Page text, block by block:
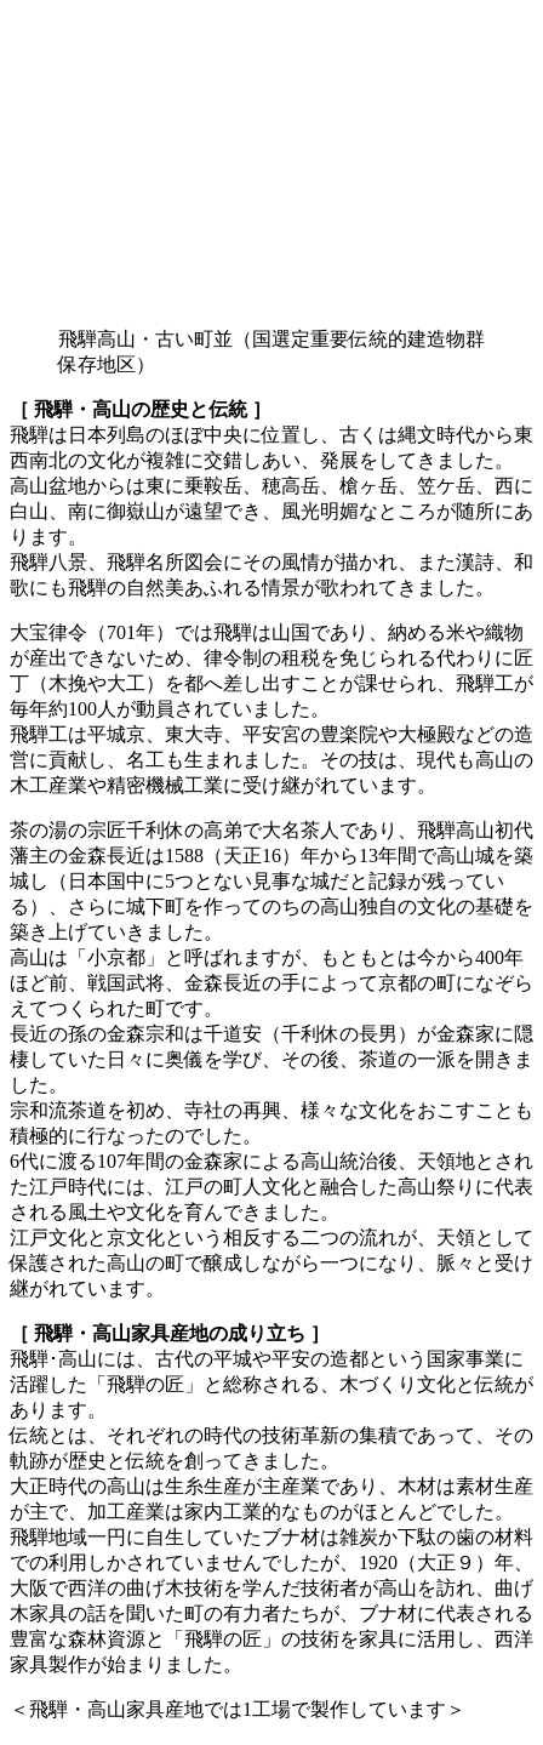
飛騨高山・古い町並（国選定重要伝統的建造物群
保存地区）
［ 飛騨・高山の歴史と伝統 ］
飛騨は日本列島のほぼ中央に位置し、古くは縄文時代から東
西南北の文化が複雑に交錯しあい、発展をしてきました。
高山盆地からは東に乗鞍岳、穂高岳、槍ヶ岳、笠ケ岳、西に
白山、南に御嶽山が遠望でき、風光明媚なところが随所にあ
ります。
飛騨八景、飛騨名所図会にその風情が描かれ、また漢詩、和
歌にも飛騨の自然美あふれる情景が歌われてきました。
大宝律令（701年）では飛騨は山国であり、納める米や織物
が産出できないため、律令制の租税を免じられる代わりに匠
丁（木挽や大工）を都へ差し出すことが課せられ、飛騨工が
毎年約100人が動員されていました。
飛騨工は平城京、東大寺、平安宮の豊楽院や大極殿などの造
営に貢献し、名工も生まれました。その技は、現代も高山の
木工産業や精密機械工業に受け継がれています。
茶の湯の宗匠千利休の高弟で大名茶人であり、飛騨高山初代
藩主の金森長近は1588（天正16）年から13年間で高山城を築
城し（日本国中に5つとない見事な城だと記録が残ってい
る）、さらに城下町を作ってのちの高山独自の文化の基礎を
築き上げていきました。
高山は「小京都」と呼ばれますが、もともとは今から400年
ほど前、戦国武将、金森長近の手によって京都の町になぞら
えてつくられた町です。
長近の孫の金森宗和は千道安（千利休の長男）が金森家に隠
棲していた日々に奥儀を学び、その後、茶道の一派を開きま
した。
宗和流茶道を初め、寺社の再興、様々な文化をおこすことも
積極的に行なったのでした。
6代に渡る107年間の金森家による高山統治後、天領地とされ
た江戸時代には、江戸の町人文化と融合した高山祭りに代表
される風土や文化を育んできました。
江戸文化と京文化という相反する二つの流れが、天領として
保護された高山の町で醸成しながら一つになり、脈々と受け
継がれています。
［ 飛騨・高山家具産地の成り立ち ］
飛騨･高山には、古代の平城や平安の造都という国家事業に
活躍した「飛騨の匠」と総称される、木づくり文化と伝統が
あります。
伝統とは、それぞれの時代の技術革新の集積であって、その
軌跡が歴史と伝統を創ってきました。
大正時代の高山は生糸生産が主産業であり、木材は素材生産
が主で、加工産業は家内工業的なものがほとんどでした。
飛騨地域一円に自生していたブナ材は雑炭か下駄の歯の材料
での利用しかされていませんでしたが、1920（大正９）年、
大阪で西洋の曲げ木技術を学んだ技術者が高山を訪れ、曲げ
木家具の話を聞いた町の有力者たちが、ブナ材に代表される
豊富な森林資源と「飛騨の匠」の技術を家具に活用し、西洋
家具製作が始まりました。
＜飛騨・高山家具産地では1工場で製作しています＞